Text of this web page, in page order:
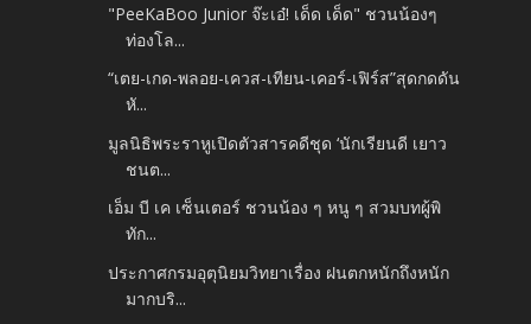
"PeeKaBoo Junior จ๊ะเอ๋! เด็ด เด็ด" ชวนน้องๆ
ท่องโล...
“เตย-เกด-พลอย-เควส-เทียน-เคอร์-เฟิร์ส”สุดกดดัน
หั...
มูลนิธิพระราหูเปิดตัวสารคดีชุด ‘นักเรียนดี เยาว
ชนต...
เอ็ม บี เค เซ็นเตอร์ ชวนน้อง ๆ หนู ๆ สวมบทผู้พิ
ทัก...
ประกาศกรมอุตุนิยมวิทยาเรื่อง ฝนตกหนักถึงหนัก
มากบริ...